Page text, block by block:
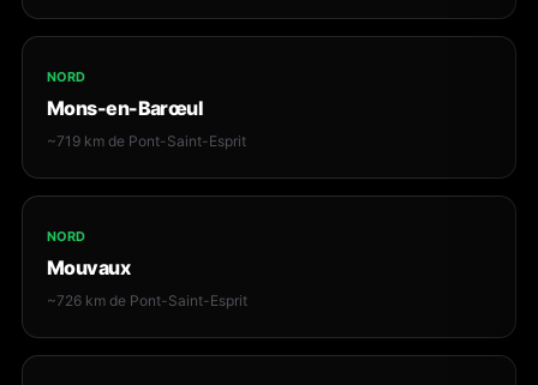
NORD
Mons-en-Barœul
~719 km de Pont-Saint-Esprit
NORD
Mouvaux
~726 km de Pont-Saint-Esprit